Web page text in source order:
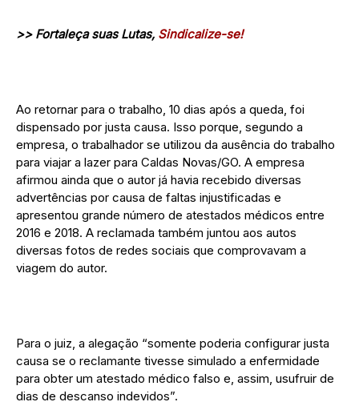
>> Fortaleça suas Lutas, Sindicalize-se!
Ao retornar para o trabalho, 10 dias após a queda, foi
dispensado por justa causa. Isso porque, segundo a
empresa, o trabalhador se utilizou da ausência do trabalho
para viajar a lazer para Caldas Novas/GO. A empresa
afirmou ainda que o autor já havia recebido diversas
advertências por causa de faltas injustificadas e
apresentou grande número de atestados médicos entre
2016 e 2018. A reclamada também juntou aos autos
diversas fotos de redes sociais que comprovavam a
viagem do autor.
Para o juiz, a alegação “somente poderia configurar justa
causa se o reclamante tivesse simulado a enfermidade
para obter um atestado médico falso e, assim, usufruir de
dias de descanso indevidos”.